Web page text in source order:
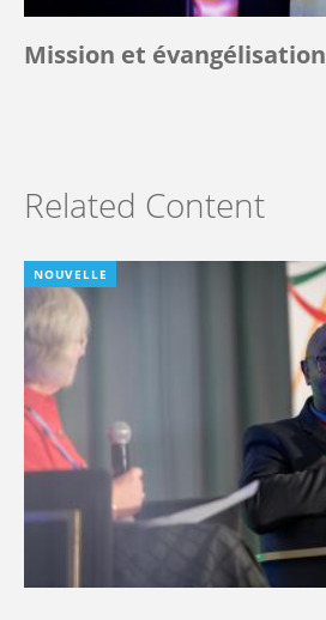
Mission et évangélisation
Related Content
NOUVELLE